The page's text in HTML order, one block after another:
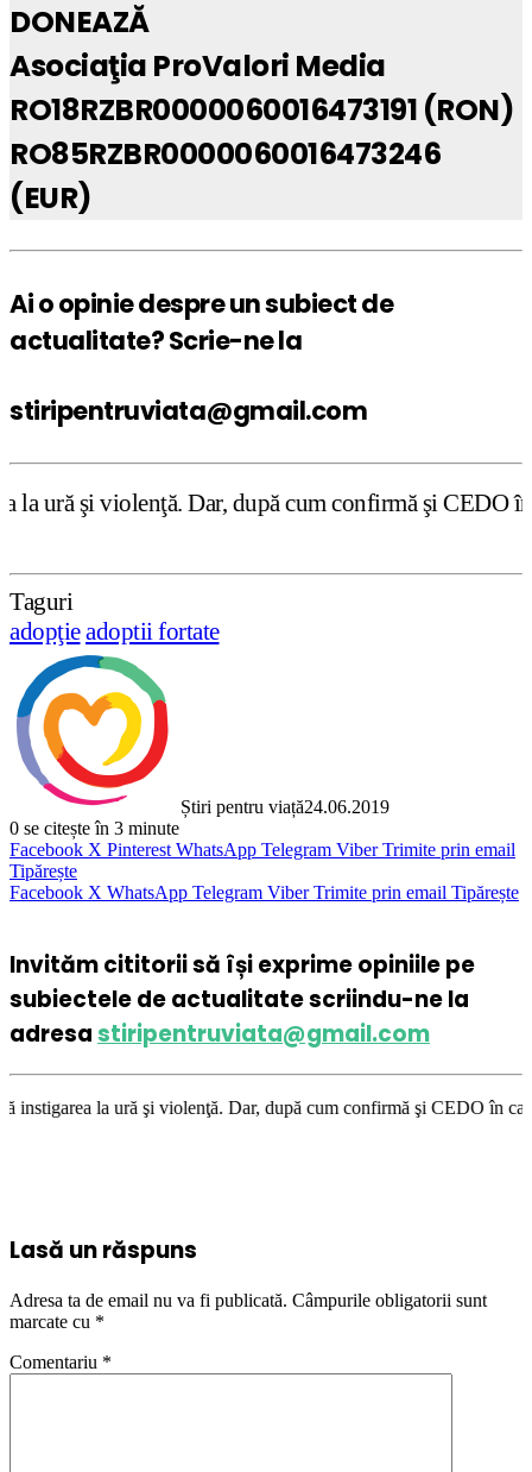
DONEAZĂ
Asociaţia ProValori Media
RO18RZBR0000060016473191 (RON)
RO85RZBR0000060016473246
(EUR)
Ai o opinie despre un subiect de
actualitate? Scrie-ne la
stiripentruviata@gmail.com
Dar, după cum confirmă şi CEDO în cazul
Taguri
adopţieadoptii fortate
Știri pentru viață24.06.2019
0 se citește în 3 minute
Facebook X Pinterest WhatsApp Telegram Viber Trimite prin email
Tipărește
Facebook X WhatsApp Telegram Viber Trimite prin email Tipărește
Invităm cititorii să își exprime opiniile pe
subiectele de actualitate scriindu-ne la
adresastiripentruviata@gmail.com
şi violenţă. Dar, după cum confirmă şi CEDO în cazul
Lasă un răspuns
Adresa ta de email nu va fi publicată. Câmpurile obligatorii sunt
marcate cu *
Comentariu *